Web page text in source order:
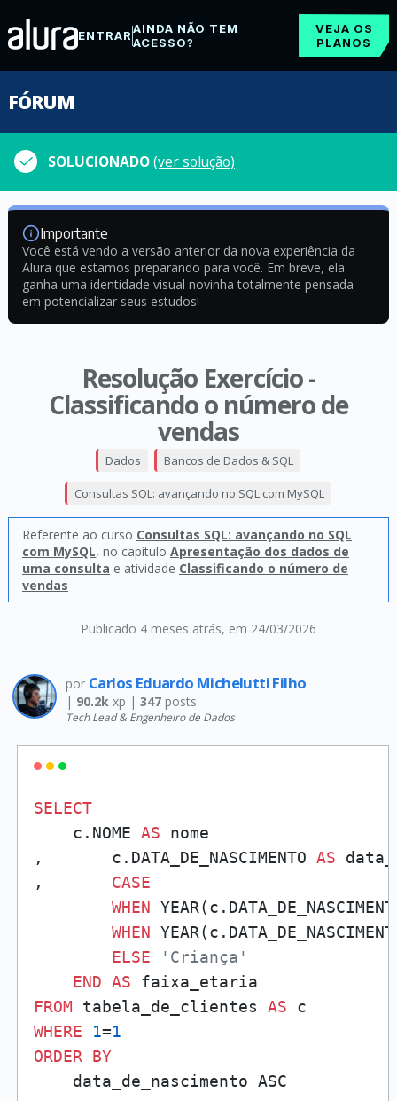
ENTRARAINDA NÃO TEM
ACESSO?
VEJA OS
PLANOS
FÓRUM
SOLUCIONADO(ver solução)
Importante
Você está vendo a versão anterior da nova experiência da
Alura que estamos preparando para você. Em breve, ela
ganha uma identidade visual novinha totalmente pensada
em potencializar seus estudos!
Resolução Exercício -
Classificando o número de
vendas
Publicado 4 meses atrás, em 24/03/2026
Dados Bancos de Dados & SQL
Consultas SQL: avançando no SQL com MySQL
Referente ao curso Consultas SQL: avançando no SQL
com MySQL, no capítulo Apresentação dos dados de
uma consulta e atividade Classificando o número de
vendas
por Carlos Eduardo Michelutti Filho
| 90.2kxp | 347posts
Tech Lead & Engenheiro de Dados
SELECT
    c.NOME
AS nome
,	c.DATA_DE_NASCIMENTO AS
CASE
WHEN
WHEN
ELSE
'Criança'
END AS
FROM tabela_de_clientes AS
WHERE
1=1
ORDER
BY
    data_de_nascimento ASC